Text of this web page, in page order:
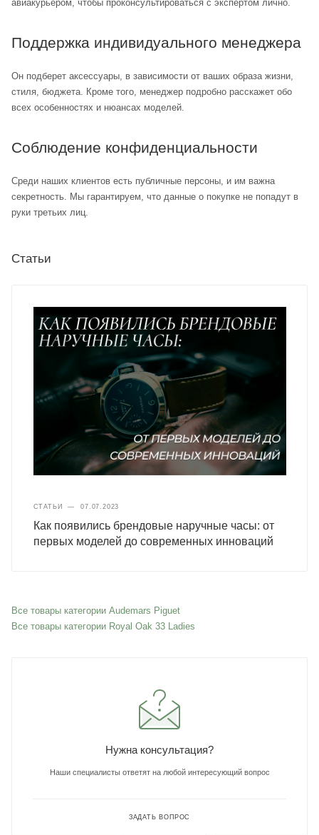
авиакурьером, чтобы проконсультироваться с экспертом лично.
Поддержка индивидуального менеджера
Он подберет аксессуары, в зависимости от ваших образа жизни,
стиля, бюджета. Кроме того, менеджер подробно расскажет обо
всех особенностях и нюансах моделей.
Соблюдение конфиденциальности
Среди наших клиентов есть публичные персоны, и им важна
секретность. Мы гарантируем, что данные о покупке не попадут в
руки третьих лиц.
Статьи
СТАТЬИ — 07.07.2023
Как появились брендовые наручные часы: от
первых моделей до современных инноваций
Все товары категории Audemars Piguet
Все товары категории Royal Oak 33 Ladies
Нужна консультация?
Наши специалисты ответят на любой интересующий вопрос
ЗАДАТЬ ВОПРОС